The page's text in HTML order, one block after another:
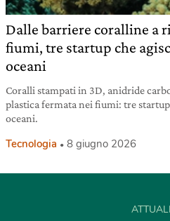
Dalle barriere coralline a
fiumi, tre startup che
oceani
Coralli stampati in 3D, anidride
plastica fermata nei fiumi: tre
oceani.
Tecnologia 8 giugno 2026